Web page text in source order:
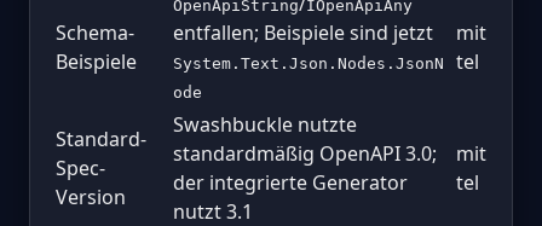
Schema-
Beispiele
OpenApiString IOpenApiAny
entfallen; Beispiele sind jetzt
System.Text.Json.Nodes.JsonN
ode
mit
tel
Standard-
Spec-
Version
Swashbuckle nutzte
standardmäßig OpenAPI 3.0;
der integrierte Generator
nutzt 3.1
mit
tel